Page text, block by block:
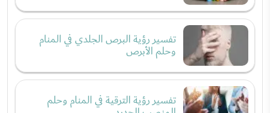
تفسير رؤية البرص الجلدي في المنام
وحلم الأبرص
تفسير رؤية الترقية في المنام وحلم